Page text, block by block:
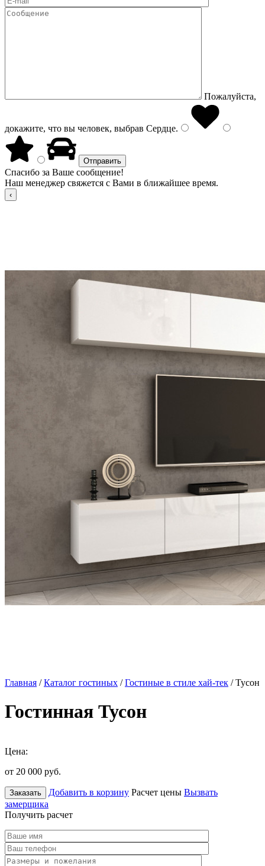
Пожалуйста,
докажите, что вы человек, выбрав Сердце.
Спасибо за Ваше сообщение!
Наш менеджер свяжется с Вами в ближайшее время.
Главная /Каталог гостиных /Гостиные в стиле хай-тек / Тусон
Гостинная Тусон
Цена:
от 20 000 руб.
Заказать Добавить в корзину Расчет цены Вызвать
замерщика
Получить расчет